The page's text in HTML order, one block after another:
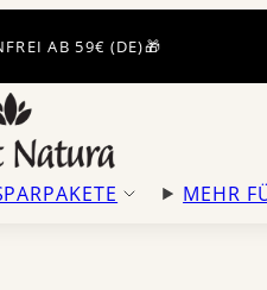
AB 59€ (DE)🎁
MEHR